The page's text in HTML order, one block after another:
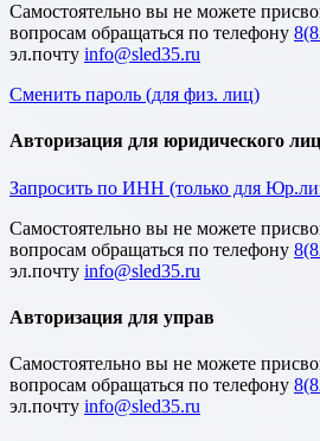
Cамостоятельно вы не можете
вопросам обращаться по телефону
эл.почту
Сменить пароль (для физ. лиц)
Авторизация для юридического
Запросить по ИНН (только для
Cамостоятельно вы не можете
вопросам обращаться по телефону
эл.почту
Авторизация для управ
Cамостоятельно вы не можете
вопросам обращаться по телефону
эл.почту